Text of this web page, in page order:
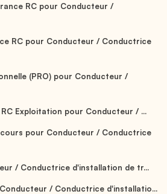
RC pour Conducteur /
RC pour Conducteur / Conductrice
(PRO) pour Conducteur /
Exploitation pour Conducteur / ...
pour Conducteur / Conductrice
/ Conductrice d'installation de tr...
Conducteur / Conductrice d'installatio...